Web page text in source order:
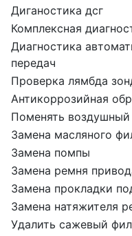
Диганостика дсг
Комплексная
Диагностика
передач
Проверка лямбда
Антикоррозийная
Поменять воздушный
Замена масляного
Замена помпы
Замена ремня
Замена прокладки
Замена натяжителя
Удалить сажевый